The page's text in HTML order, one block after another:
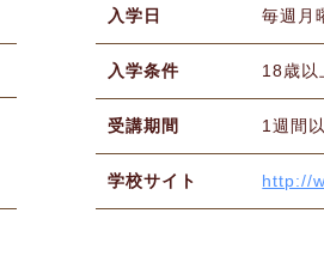
入学日 毎週月
入学条件 18歳以
受講期間 1週間
学校サイト http://